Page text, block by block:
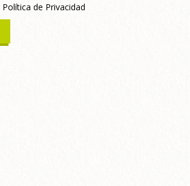
Política de Privacidad